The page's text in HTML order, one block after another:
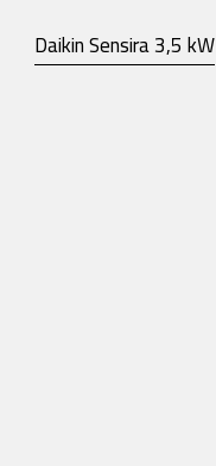
Daikin Sensira 3,5 kW